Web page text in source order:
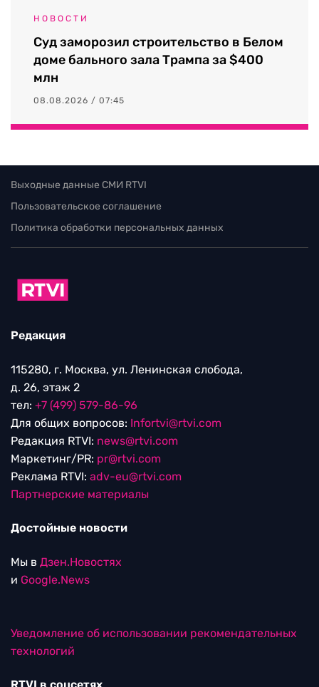
НОВОСТИ
Суд заморозил строительство в Белом
доме бального зала Трампа за $400
млн
08.08.2026 / 07:45
Выходные данные СМИ RTVI
Пользовательское соглашение
Политика обработки персональных данных
Редакция
115280, г. Москва, ул. Ленинская слобода,
д. 26, этаж 2
тел: +7 (499) 579-86-96
Для общих вопросов: Infortvi@rtvi.com
Редакция RTVI: news@rtvi.com
Маркетинг/PR: pr@rtvi.com
Реклама RTVI: adv-eu@rtvi.com
Партнерские материалы
Достойные новости
Мы в Дзен.Новостях
и Google.News
Уведомление об использовании рекомендательных
технологий
RTVI в соцсетях